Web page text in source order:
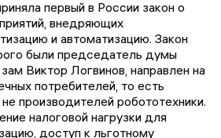
первый в России закон о
внедряющих
и автоматизацию. Закон
были председатель думы
Виктор Логвинов, направлен на
потребителей, то есть
производителей робототехники.
налоговой нагрузки для
доступ к льготному